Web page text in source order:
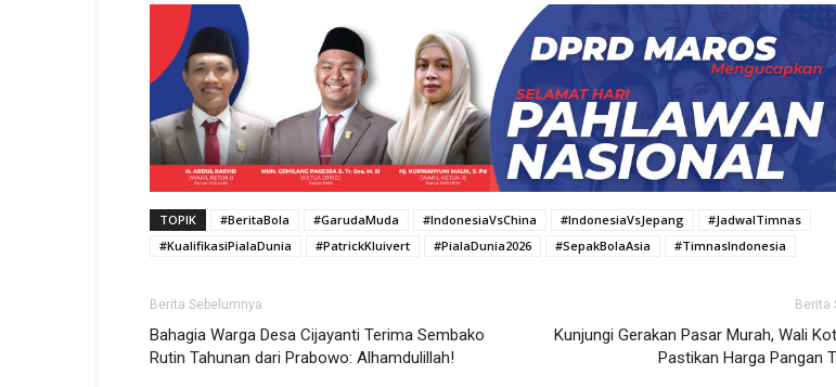
TOPIK #BeritaBola #GarudaMuda #IndonesiaVsChina #IndonesiaVsJepang
#JadwalTimnas
#KualifikasiPialaDunia
#PatrickKluivert #PialaDunia2026 #SepakBolaAsia #TimnasIndonesia
Berita Sebelumnya
Bahagia Warga Desa Cijayanti Terima Sembako
Rutin Tahunan dari Prabowo: Alhamdulillah!
Berita
Kunjungi Gerakan Pasar Murah, Wali
Pastikan Harga Pangan